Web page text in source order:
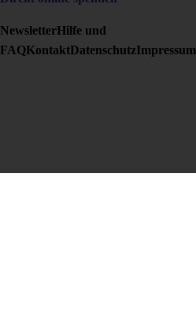
NewsletterHilfe und
FAQKontaktDatenschutzImpressum